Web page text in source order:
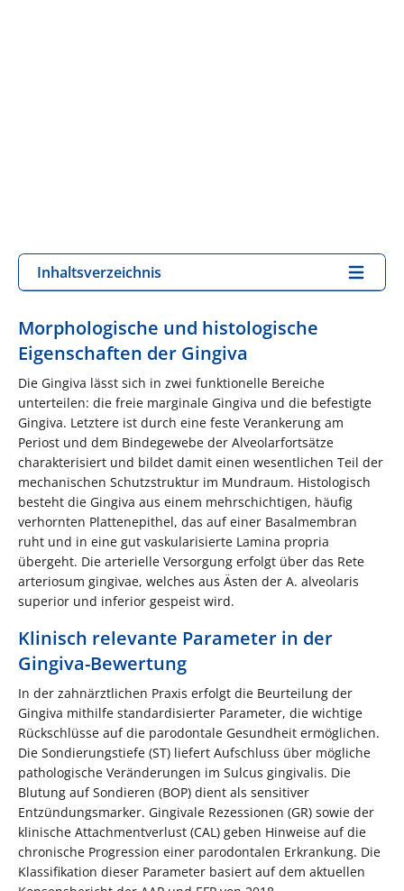
Inhaltsverzeichnis
Morphologische und histologische
Eigenschaften der Gingiva
Die Gingiva lässt sich in zwei funktionelle Bereiche
unterteilen: die freie marginale Gingiva und die befestigte
Gingiva. Letztere ist durch eine feste Verankerung am
Periost und dem Bindegewebe der Alveolarfortsätze
charakterisiert und bildet damit einen wesentlichen Teil der
mechanischen Schutzstruktur im Mundraum. Histologisch
besteht die Gingiva aus einem mehrschichtigen, häufig
verhornten Plattenepithel, das auf einer Basalmembran
ruht und in eine gut vaskularisierte Lamina propria
übergeht. Die arterielle Versorgung erfolgt über das Rete
arteriosum gingivae, welches aus Ästen der A. alveolaris
superior und inferior gespeist wird.
Klinisch relevante Parameter in der
Gingiva-Bewertung
In der zahnärztlichen Praxis erfolgt die Beurteilung der
Gingiva mithilfe standardisierter Parameter, die wichtige
Rückschlüsse auf die parodontale Gesundheit ermöglichen.
Die Sondierungstiefe (ST) liefert Aufschluss über mögliche
pathologische Veränderungen im Sulcus gingivalis. Die
Blutung auf Sondieren (BOP) dient als sensitiver
Entzündungsmarker. Gingivale Rezessionen (GR) sowie der
klinische Attachmentverlust (CAL) geben Hinweise auf die
chronische Progression einer parodontalen Erkrankung. Die
Klassifikation dieser Parameter basiert auf dem aktuellen